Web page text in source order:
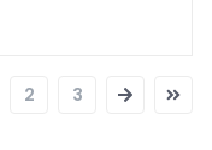
2 3